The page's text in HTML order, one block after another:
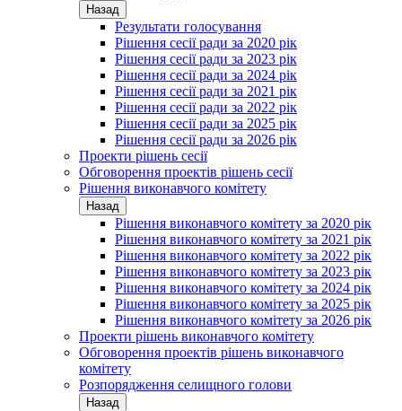
Назад
Результати голосування
Рішення сесії ради за 2020 рік
Рішення сесії ради за 2023 рік
Рішення сесії ради за 2024 рік
Рішення сесії ради за 2021 рік
Рішення сесії ради за 2022 рік
Рішення сесії ради за 2025 рік
Рішення сесії ради за 2026 рік
Проекти рішень сесії
Обговорення проектів рішень сесії
Рішення виконавчого комітету
Назад
Рішення виконавчого комітету за 2020 рік
Рішення виконавчого комітету за 2021 рік
Рішення виконавчого комітету за 2022 рік
Рішення виконавчого комітету за 2023 рік
Рішення виконавчого комітету за 2024 рік
Рішення виконавчого комітету за 2025 рік
Рішення виконавчого комітету за 2026 рік
Проекти рішень виконавчого комітету
Обговорення проектів рішень виконавчого
комітету
Розпорядження селищного голови
Назад